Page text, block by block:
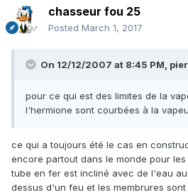
chasseur fou 25
Posted March 1, 2017
On 12/12/2007 at 8:45 PM,
pour ce qui est des limites de la
l'hermione sont courbées à la
ce qui a toujours été le cas en
encore partout dans le monde pour
tube en fer est incliné avec de l'eau
dessus d'un feu et les membrures